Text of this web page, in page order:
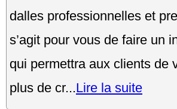
dalles professionnelles et
s’agit pour vous de faire un
qui permettra aux clients de
plus de cr...Lire la suite